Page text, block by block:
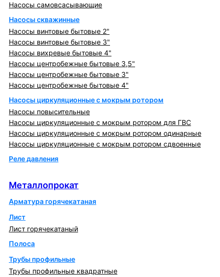
Насосы самовсасывающие
Насосы скважинные
Насосы винтовые бытовые 2"
Насосы винтовые бытовые 3"
Насосы вихревые бытовые 4"
Насосы центробежные бытовые 3,5"
Насосы центробежные бытовые 3"
Насосы центробежные бытовые 4"
Насосы циркуляционные с мокрым ротором
Насосы повысительные
Насосы циркуляционные с мокрым ротором для ГВС
Насосы циркуляционные с мокрым ротором одинарные
Насосы циркуляционные с мокрым ротором сдвоенные
Реле давления
Металлопрокат
Арматура горячекатаная
Лист
Лист горячекатаный
Полоса
Трубы профильные
Трубы профильные квадратные